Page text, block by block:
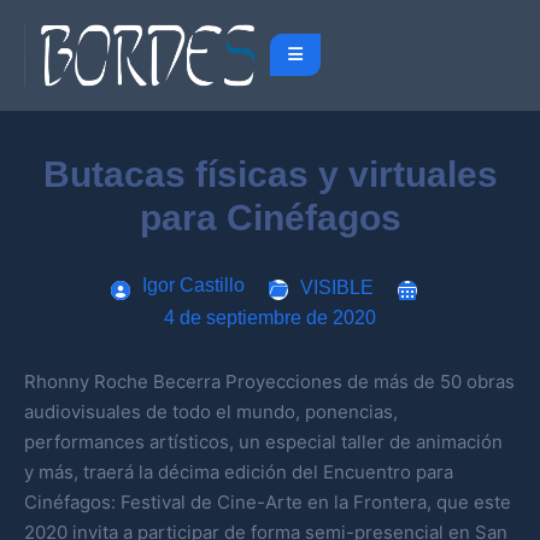
Butacas físicas y virtuales
para Cinéfagos
Igor Castillo
VISIBLE
4 de septiembre de 2020
Rhonny Roche Becerra Proyecciones de más de 50 obras
audiovisuales de todo el mundo, ponencias,
performances artísticos, un especial taller de animación
y más, traerá la décima edición del Encuentro para
Cinéfagos: Festival de Cine-Arte en la Frontera, que este
2020 invita a participar de forma semi-presencial en San